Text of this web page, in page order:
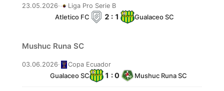
23.05.2026· Liga Pro Serie B
Atletico FC 2 : 1 Gualaceo SC
Mushuc Runa SC
03.06.2026· Copa Ecuador
Gualaceo SC 1 : 0 Mushuc Runa SC